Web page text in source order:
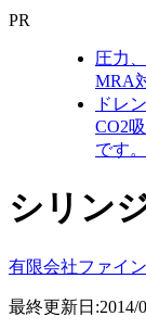
PR
圧力
MRA
ドレ
CO2
です。
シリン
有限会社ファイ
最終更新日:2014/